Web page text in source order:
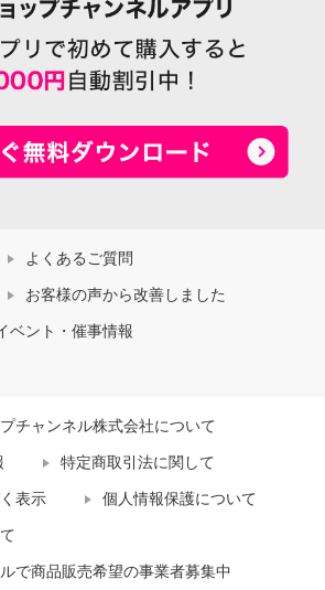
よくあるご質問
お客様の声から改善しました
ベント・催事情報
チャンネル株式会社について
特定商取引法に関して
表示 個人情報保護について
で商品販売希望の事業者募集中